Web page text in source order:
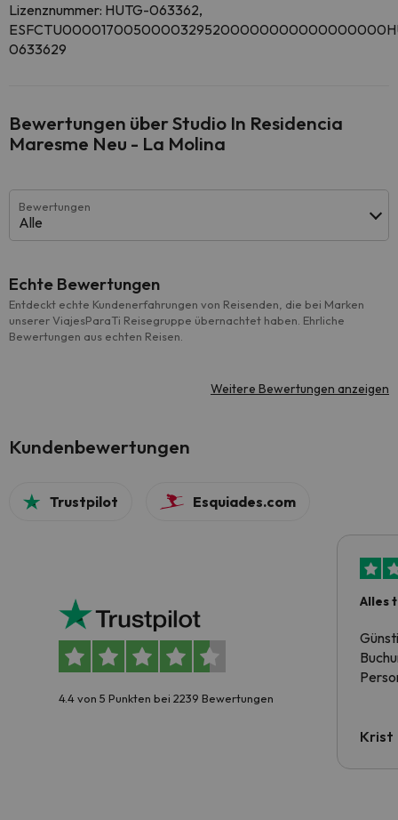
Lizenznummer: HUTG-063362,
0633629
Bewertungen über Studio In Residencia
Maresme Neu - La Molina
Bewertungen
Alle
Echte Bewertungen
Entdeckt echte Kundenerfahrungen von Reisenden, die bei Marken
unserer ViajesParaTi Reisegruppe übernachtet haben. Ehrliche
Bewertungen aus echten Reisen.
Weitere Bewertungen anzeigen
Kundenbewertungen
Trustpilot Esquiades.com
4.4 von 5 Punkten bei 2239 Bewertungen
Alles
Krist